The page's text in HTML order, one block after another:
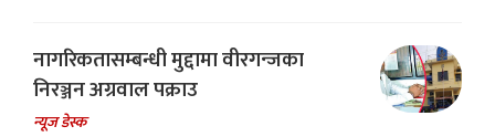
नागरिकतासम्बन्धी मुद्दामा वीरगन्जका
निरञ्जन अग्रवाल पक्राउ
न्यूज डेस्क